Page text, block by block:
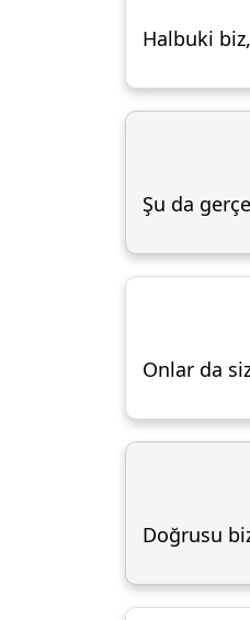
Halbuki
Şu da
Onlar da
Doğrusu